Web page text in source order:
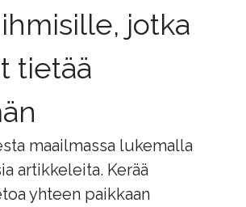
jotka
tietää
maailmassa lukemalla
artikkeleita. Kerää
yhteen paikkaan